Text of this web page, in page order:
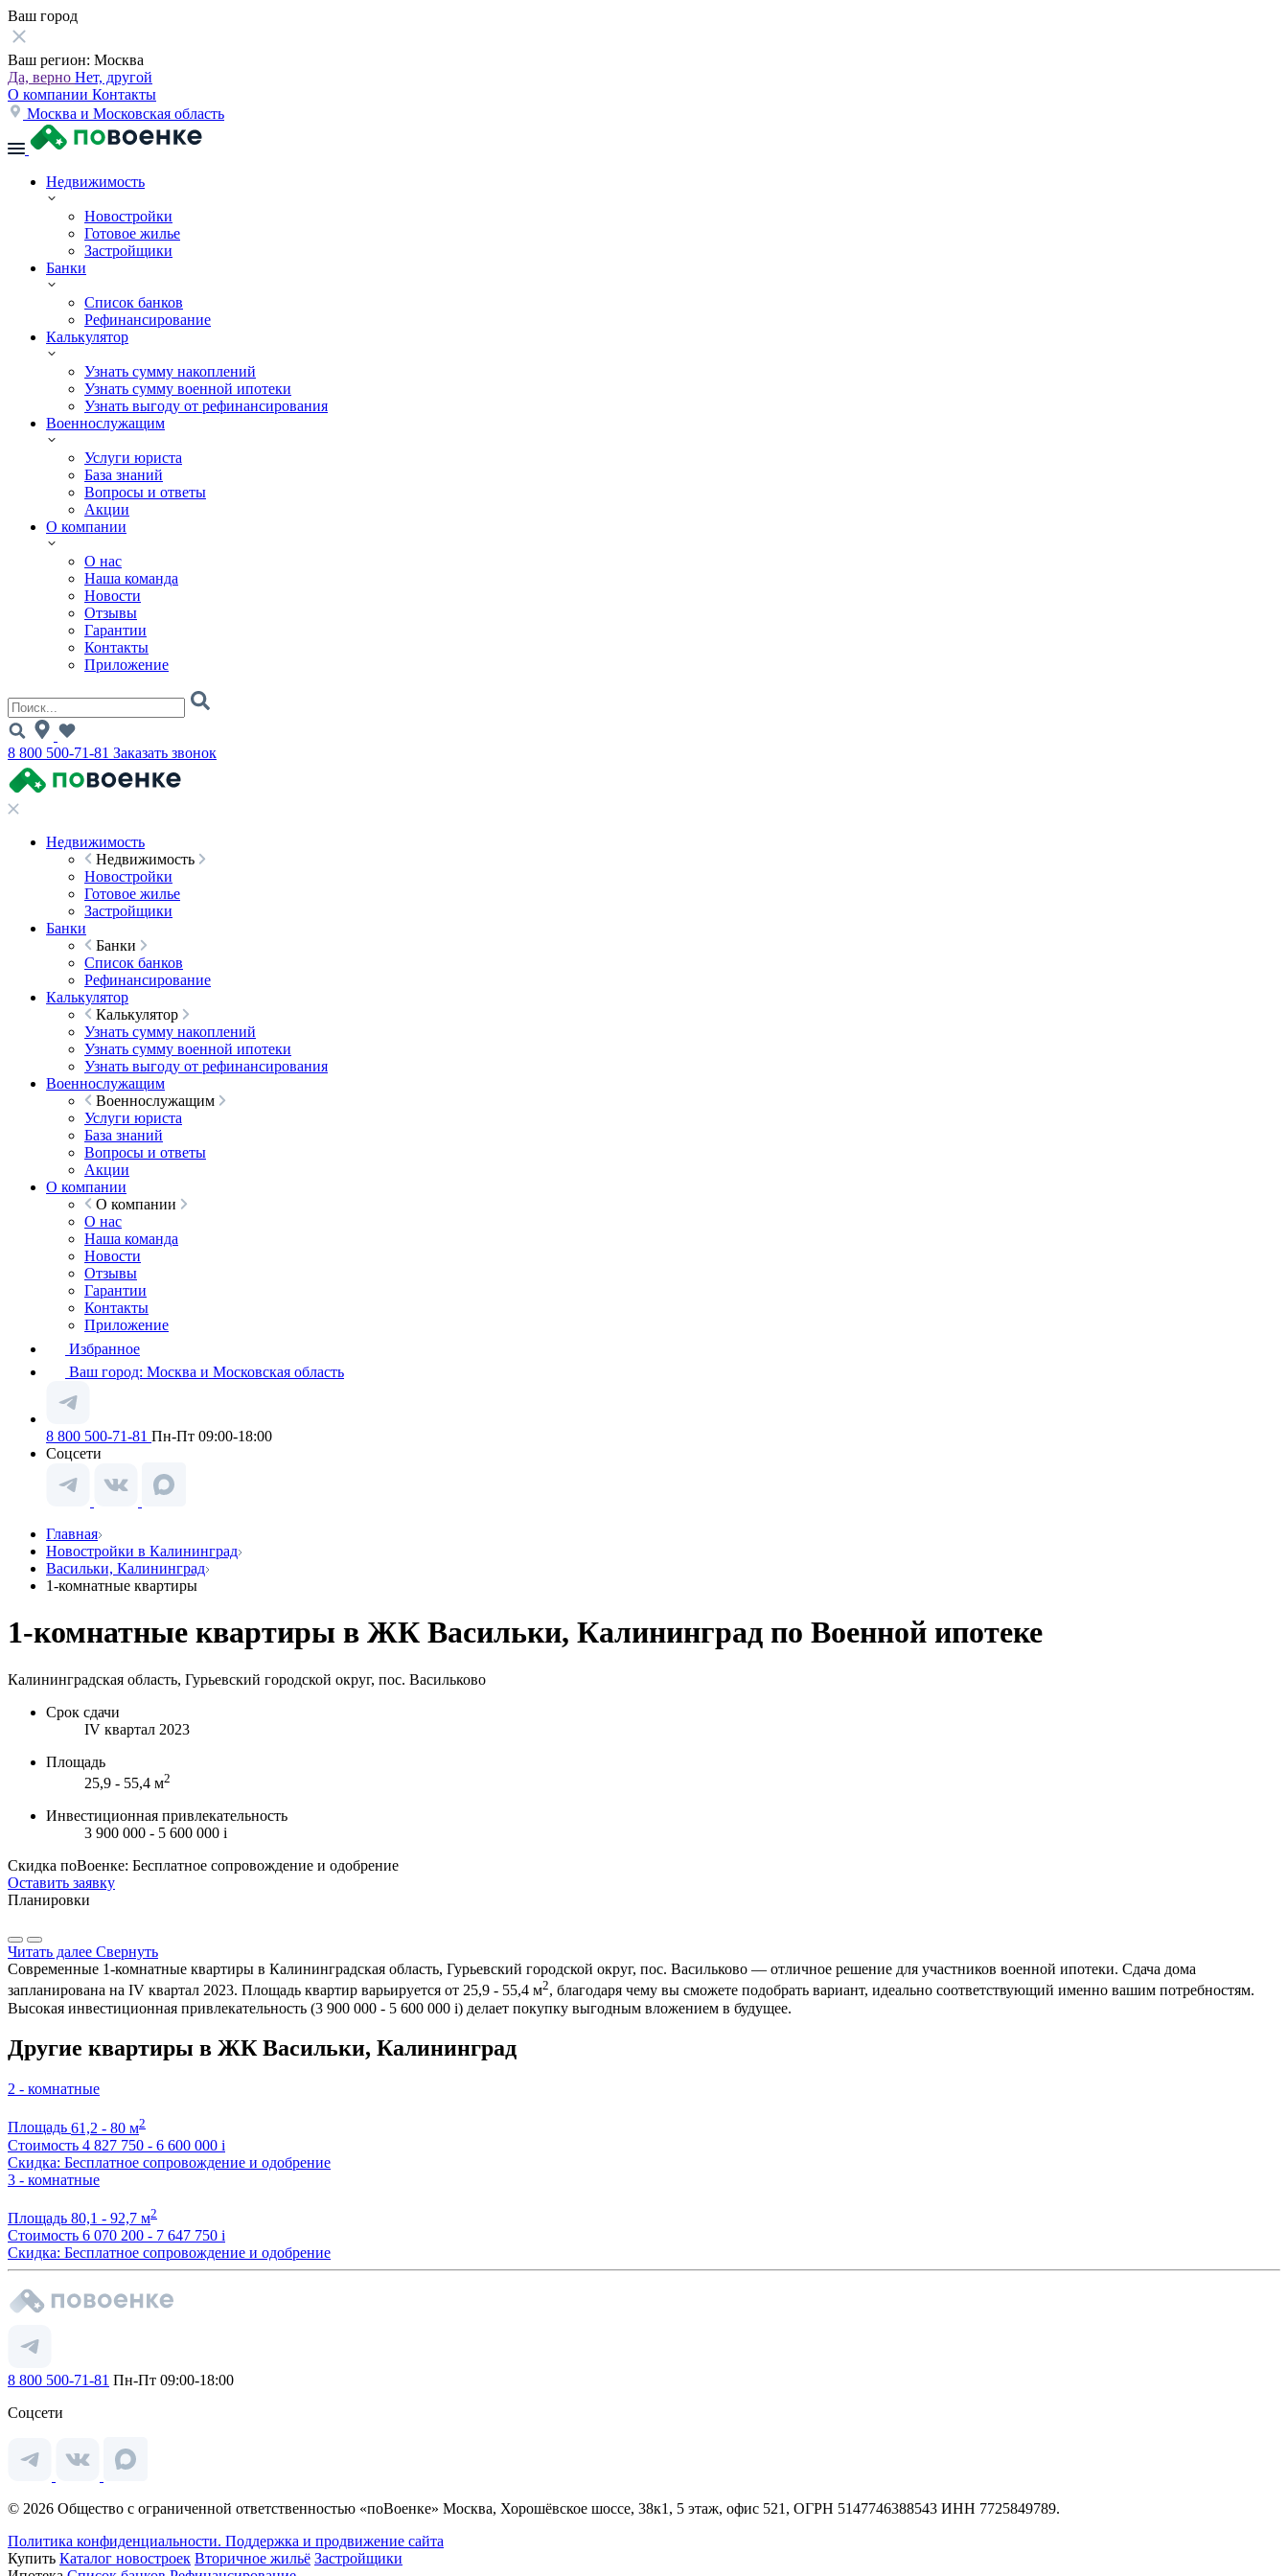
Ваш город
Ваш регион: Москва
Да, верно Нет, другой
О компании Контакты
Москва и Московская область
Недвижимость
Новостройки
Готовое жилье
Застройщики
Банки
Список банков
Рефинансирование
Калькулятор
Узнать сумму накоплений
Узнать сумму военной ипотеки
Узнать выгоду от рефинансирования
Военнослужащим
Услуги юриста
База знаний
Вопросы и ответы
Акции
О компании
О нас
Наша команда
Новости
Отзывы
Гарантии
Контакты
Приложение
8 800 500-71-81 Заказать звонок
Недвижимость
Недвижимость
Новостройки
Готовое жилье
Застройщики
Банки
Банки
Список банков
Рефинансирование
Калькулятор
Калькулятор
Узнать сумму накоплений
Узнать сумму военной ипотеки
Узнать выгоду от рефинансирования
Военнослужащим
Военнослужащим
Услуги юриста
База знаний
Вопросы и ответы
Акции
О компании
О компании
О нас
Наша команда
Новости
Отзывы
Гарантии
Контакты
Приложение
Избранное
Ваш город: Москва и Московская область
8 800 500-71-81 Пн-Пт 09:00-18:00
Соцсети
Главная
Новостройки в Калининград
Васильки, Калининград
1-комнатные квартиры
1-комнатные квартиры в ЖК Васильки, Калининград по Военной ипотеке
Калининградская область, Гурьевский городской округ, пос. Васильково
Срок сдачи
IV квартал 2023
Площадь
25,9 - 55,4 м2
Инвестиционная привлекательность
3 900 000 - 5 600 000 i
Скидка поВоенке: Бесплатное сопровождение и одобрение
Оставить заявку
Планировки
Читать далее Свернуть
Современные 1-комнатные квартиры в Калининградская область, Гурьевский городской округ, пос. Васильково — отличное решение для участников военной ипотеки. Сдача дома
запланирована на IV квартал 2023. Площадь квартир варьируется от 25,9 - 55,4 м2, благодаря чему вы сможете подобрать вариант, идеально соответствующий именно вашим потребностям.
Высокая инвестиционная привлекательность (3 900 000 - 5 600 000 i) делает покупку выгодным вложением в будущее.
Другие квартиры в ЖК Васильки, Калининград
2 - комнатные
Площадь 61,2 - 80 м2
Стоимость 4 827 750 - 6 600 000 i
Скидка: Бесплатное сопровождение и одобрение
3 - комнатные
Площадь 80,1 - 92,7 м2
Стоимость 6 070 200 - 7 647 750 i
Скидка: Бесплатное сопровождение и одобрение
8 800 500-71-81 Пн-Пт 09:00-18:00
Соцсети
© 2026 Общество с ограниченной ответственностью «поВоенке» Москва, Хорошёвское шоссе, 38к1, 5 этаж, офис 521, ОГРН 5147746388543 ИНН 7725849789.
Политика конфиденциальности. Поддержка и продвижение сайта
Купить Каталог новостроек Вторичное жильё Застройщики